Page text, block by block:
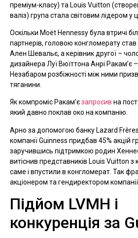
преміум-класу) та Louis Vuitton
валіз) група стала світовим лідером у
Оскільки Moët Hennessy була втричі
партнерів, головою конгломерату
Ален Шевальє, а керівник другої –
дизайнера Луї Вюїттона Анрі Ракам’є
Незабаром розбіжності між ними
тяганини.
Як компроміс Ракам’єзапросив на
який давно поклав око на компанію.
Арно за допомогою банку Lazard
компанії Guinness придбав 45% акцій
заручившись підтримкою родин
витіснив представників Louis Vuitton з
саме і впустили в конгломерат. Так
акціонером та гендиректором компанії.
Підйом LVMH і
конкуренція за